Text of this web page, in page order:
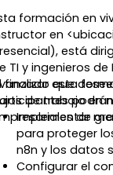
formación en
en
está
TI y ingenieros de
que
de trabajo en
de
finalizar esta
Implementar
para proteger
n8n y los datos
Configurar el